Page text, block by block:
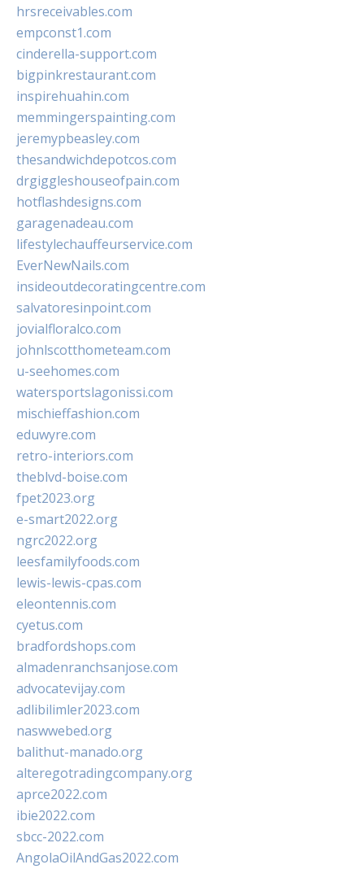
hrsreceivables.com
empconst1.com
cinderella-support.com
bigpinkrestaurant.com
inspirehuahin.com
memmingerspainting.com
jeremypbeasley.com
thesandwichdepotcos.com
drgiggleshouseofpain.com
hotflashdesigns.com
garagenadeau.com
lifestylechauffeurservice.com
EverNewNails.com
insideoutdecoratingcentre.com
salvatoresinpoint.com
jovialfloralco.com
johnlscotthometeam.com
u-seehomes.com
watersportslagonissi.com
mischieffashion.com
eduwyre.com
retro-interiors.com
theblvd-boise.com
fpet2023.org
e-smart2022.org
ngrc2022.org
leesfamilyfoods.com
lewis-lewis-cpas.com
eleontennis.com
cyetus.com
bradfordshops.com
almadenranchsanjose.com
advocatevijay.com
adlibilimler2023.com
naswwebed.org
balithut-manado.org
alteregotradingcompany.org
aprce2022.com
ibie2022.com
sbcc-2022.com
AngolaOilAndGas2022.com